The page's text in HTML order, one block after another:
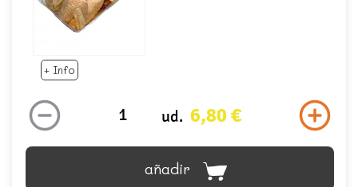
+ Info
ud. 6,80 €
añadir